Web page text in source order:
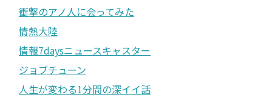
衝撃のアノ人に会ってみた
情熱大陸
情報7daysニュースキャスター
ジョブチューン
人生が変わる1分間の深イイ話